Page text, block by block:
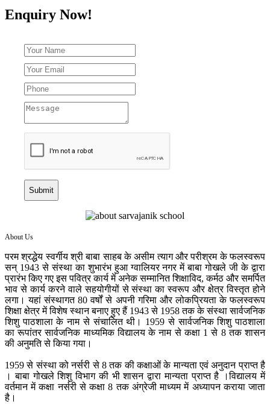
Enquiry Now!
Submit
About Us
परम श्रद्धेय स्वर्गीय श्री बाबा साहब के असीम त्याग और परीश्रम के फलस्वरूप
सन् 1943 से संस्था का शुभारंभ हुआ ग्वालियर नगर में बाबा गोखले जी के द्वारा
प्रारंभ किए गए इस पवित्र कार्य में अनेक सम्मानित शिक्षाविद, कर्मठ और समर्पित
भाव से कार्य करने वाले सहयोगीयों से संस्था का स्वरूप और क्षेत्र विस्तृत होने
लगा। यहां संस्थागत 80 वर्षों से अपनी गरिमा और लोकप्रियता के फलस्वरूप
शिक्षा क्षेत्र में विशेष स्थान बनाए हुए हैं 1943 से 1958 तक के संस्था सार्वजनिक
शिशु पाठशाला के नाम से संचालित थी। 1959 से सार्वजनिक शिशु पाठशाला
का रूपांतर सार्वजनिक माध्यमिक विद्यालय के नाम से कक्षा 1 से 8 तक शासन
की अनुमति से किया गया।
1959 से संस्था को नर्सरी से 8 तक की कक्षाओं के मान्यता एवं अनुदान प्राप्त है
। बाबा गोखले शिशु विभाग की भी शासन द्वारा मान्यता प्राप्त है ।विद्यालय में
वर्तमान में कक्षा नर्सरी से कक्षा 8 तक अंग्रेजी माध्यम में अध्यापन कराया जाता
है।